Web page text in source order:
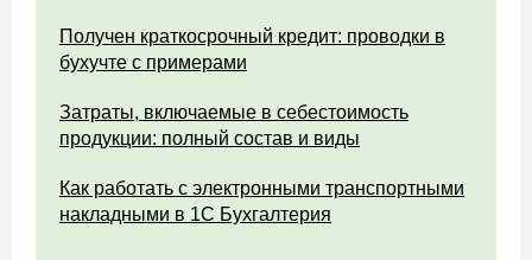
Получен краткосрочный кредит: проводки в
бухучте с примерами
Затраты, включаемые в себестоимость
продукции: полный состав и виды
Как работать с электронными транспортными
накладными в 1С Бухгалтерия